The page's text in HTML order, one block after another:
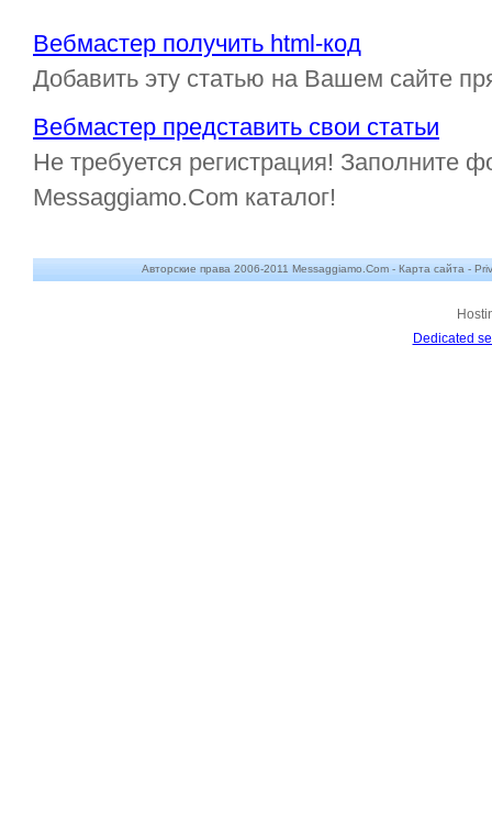
Вебмастер получить html-код
Добавить эту статью на Вашем сайте
Вебмастер представить свои статьи
Не требуется регистрация! Заполните
Messaggiamo.Com каталог!
Авторские права 2006-2011 Messaggiamo.Com - Карта сайта -
Dedicated